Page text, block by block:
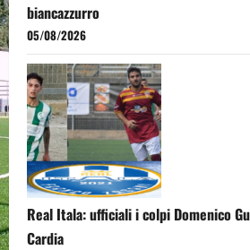
biancazzurro
05/08/2026
Real Itala: ufficiali i colpi Domenico
Cardia